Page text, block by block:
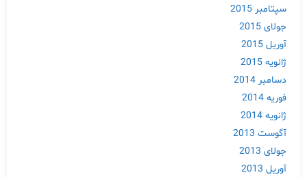
سپتامبر 2015
جولای 2015
آوریل 2015
ژانویه 2015
دسامبر 2014
فوریه 2014
ژانویه 2014
آگوست 2013
جولای 2013
آوریل 2013